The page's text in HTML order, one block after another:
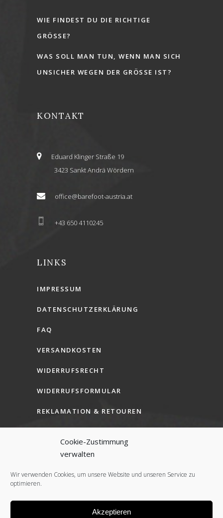
Cookie-Zustimmung
verwalten
Wir verwenden Cookies, um unsere Website und unseren Service zu
optimieren.
Akzeptieren
WIE FINDEST DU DIE RICHTIGE
GRÖSSE?
WAS SOLL MAN TUN, WENN MAN SICH
UNSICHER WEGEN DER GRÖSSE IST?
KONTAKT
Eduard Klinger Straße 19
3423 Sankt Andrä Wördern
office@barefoot-austria.at
+43 650 4110245
LINKS
IMPRESSUM
DATENSCHUTZERKLÄRUNG
FAQ
VERSANDKOSTEN
WIDERRUFSRECHT
WIDERRUFSFORMULAR
REKLAMATION & RETOUREN
AGB (B2B)
COOKIE-RICHTLINIE (EU)